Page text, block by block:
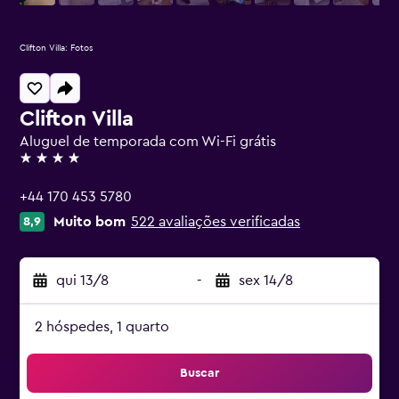
Clifton Villa
Aluguel de temporada com Wi-Fi grátis
4 estrelas
+44 170 453 5780
8,9 Muito bom 522 avaliações verificadas
qui 13/8 - sex 14/8
2 hóspedes, 1 quarto
Buscar
Clifton Villa: Fotos